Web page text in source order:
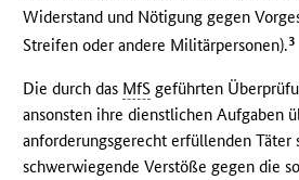
Widerstand und Nötigung gegen
Streifen oder andere Militärpersonen).3
Die durch das MfS geführten
ansonsten ihre dienstlichen Aufgaben
anforderungsgerecht erfüllenden Täter
schwerwiegende Verstöße gegen die